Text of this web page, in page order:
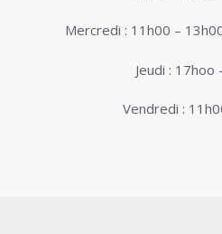
Mercredi : 11h00 –
Jeudi : 17hoo
Vendredi :